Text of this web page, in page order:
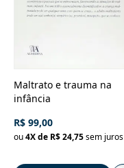
Maltrato e trauma na
infância
R$ 99,00
ou4X de R$ 24,75sem juros